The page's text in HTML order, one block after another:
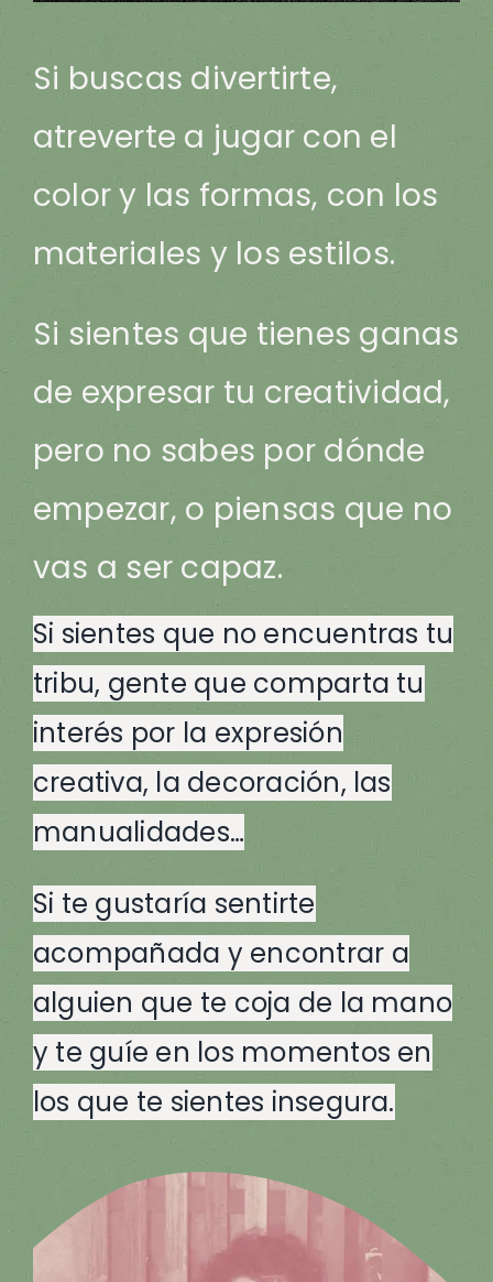
Si buscas divertirte,
atreverte a jugar con el
color y las formas, con los
materiales y los estilos.
Si sientes que tienes ganas
de expresar tu creatividad,
pero no sabes por dónde
empezar, o piensas que no
vas a ser capaz.
Si sientes que no encuentras tu
tribu, gente que comparta tu
interés por la expresión
creativa, la decoración, las
manualidades…
Si te gustaría sentirte
acompañada y encontrar a
alguien que te coja de la mano
y te guíe en los momentos en
los que te sientes insegura.